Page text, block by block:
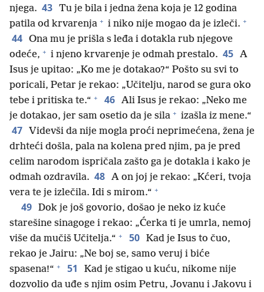
njega. 43 Tu je bila i jedna žena koja je 12 godina
patila od krvarenja + i niko nije mogao da je izleči. +
44 Ona mu je prišla s leđa i dotakla rub njegove
odeće, + i njeno krvarenje je odmah prestalo. 45 A
Isus je upitao: „Ko me je dotakao?“ Pošto su svi to
poricali, Petar je rekao: „Učitelju, narod se gura oko
tebe i pritiska te.“ + 46 Ali Isus je rekao: „Neko me
je dotakao, jer sam osetio da je sila + izašla iz mene.“
47
Videvši da nije mogla proći neprimećena, žena je
drhteći došla, pala na kolena pred njim, pa je pred
celim narodom ispričala zašto ga je dotakla i kako je
odmah ozdravila. 48 A on joj je rekao: „Kćeri, tvoja
vera te je izlečila. Idi s mirom.“ +
49 Dok je još govorio, došao je neko iz kuće
starešine sinagoge i rekao: „Ćerka ti je umrla, nemoj
više da mučiš Učitelja.“ + 50 Kad je Isus to čuo,
rekao je Jairu: „Ne boj se, samo veruj i biće
spasena!“ + 51
Kad je stigao u kuću, nikome nije
dozvolio da uđe s njim osim Petru, Jovanu i Jakovu i